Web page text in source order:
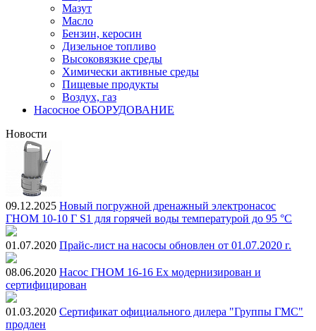
Мазут
Масло
Бензин, керосин
Дизельное топливо
Высоковязкие среды
Химически активные среды
Пищевые продукты
Воздух, газ
Насосное ОБОРУДОВАНИЕ
Новости
09.12.2025 Новый погружной дренажный электронасос
ГНОМ 10-10 Г S1 для горячей воды температурой до 95 °С
01.07.2020 Прайс-лист на насосы обновлен от 01.07.2020 г.
08.06.2020 Насос ГНОМ 16-16 Ex модернизирован и
сертифицирован
01.03.2020 Сертификат официального дилера "Группы ГМС"
продлен